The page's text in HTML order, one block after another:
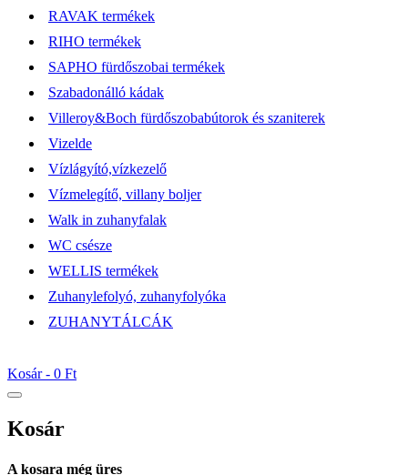
RAVAK termékek
RIHO termékek
SAPHO fürdőszobai termékek
Szabadonálló kádak
Villeroy&Boch fürdőszobabútorok és szaniterek
Vizelde
Vízlágyító,vízkezelő
Vízmelegítő, villany boljer
Walk in zuhanyfalak
WC csésze
WELLIS termékek
Zuhanylefolyó, zuhanyfolyóka
ZUHANYTÁLCÁK
Kosár - 0 Ft
Kosár
A kosara még üres